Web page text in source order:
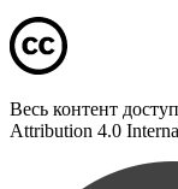
Весь контент
Attribution 4.0